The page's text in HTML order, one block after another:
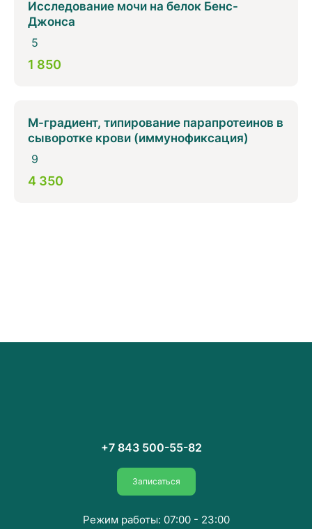
Исследование мочи на белок Бенс-
Джонса
5
1 850
М-градиент, типирование парапротеинов в
сыворотке крови (иммунофиксация)
9
4 350
+7 843 500-55-82
Записаться
Режим работы: 07:00 - 23:00